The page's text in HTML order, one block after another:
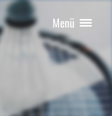
Menü